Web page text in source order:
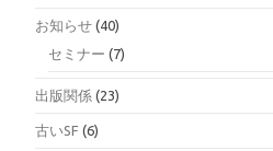
お知らせ (40)
セミナー (7)
出版関係 (23)
古いSF (6)